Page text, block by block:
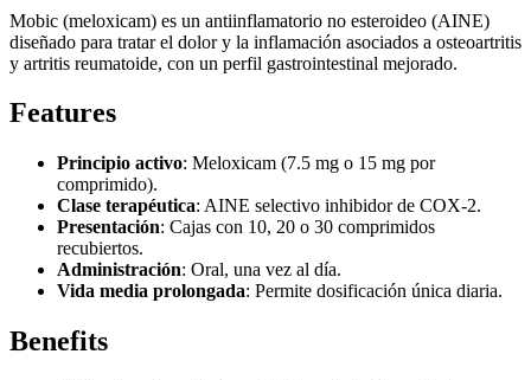
Mobic (meloxicam) es un antiinflamatorio no esteroideo (AINE)
diseñado para tratar el dolor y la inflamación asociados a osteoartritis
y artritis reumatoide, con un perfil gastrointestinal mejorado.
Features
Principio activo: Meloxicam (7.5 mg o 15 mg por
comprimido).
Clase terapéutica: AINE selectivo inhibidor de COX-2.
Presentación: Cajas con 10, 20 o 30 comprimidos
recubiertos.
Administración: Oral, una vez al día.
Vida media prolongada: Permite dosificación única diaria.
Benefits